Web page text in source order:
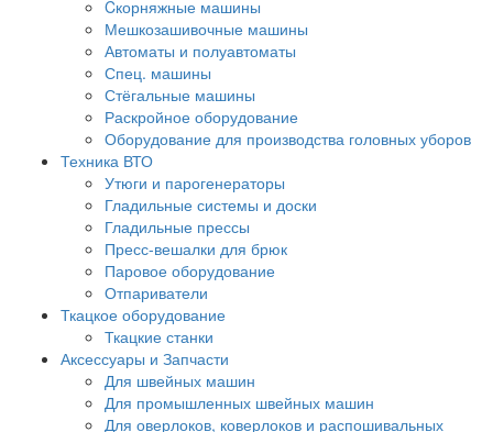
Cкорняжные машины
Мешкозашивочные машины
Автоматы и полуавтоматы
Спец. машины
Стёгальные машины
Раскройное оборудование
Оборудование для производства головных уборов
Техника ВТО
Утюги и парогенераторы
Гладильные системы и доски
Гладильные прессы
Пресс-вешалки для брюк
Паровое оборудование
Отпариватели
Ткацкое оборудование
Ткацкие станки
Аксессуары и Запчасти
Для швейных машин
Для промышленных швейных машин
Для оверлоков, коверлоков и распошивальных